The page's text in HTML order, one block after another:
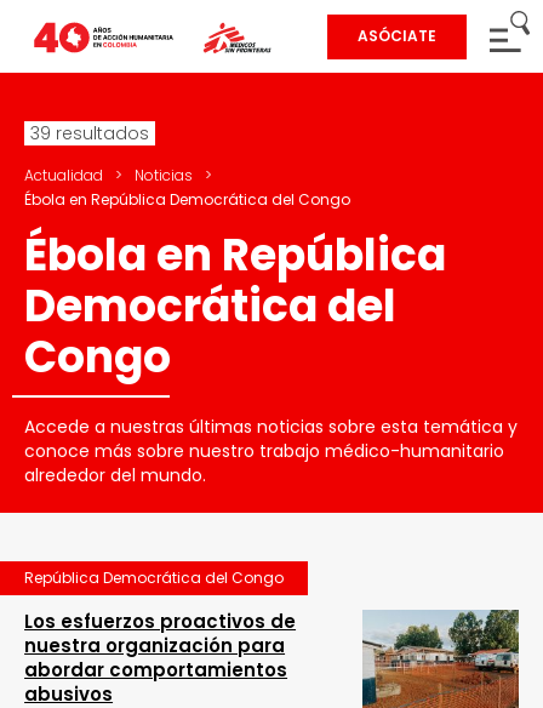
ASÓCIATE
39 resultados
Actualidad > Noticias
>
Ébola en República Democrática del Congo
Ébola en República
Democrática del
Congo
Accede a nuestras últimas noticias sobre esta temática y
conoce más sobre nuestro trabajo médico-humanitario
alrededor del mundo.
República Democrática del Congo
Los esfuerzos proactivos de
nuestra organización para
abordar comportamientos
abusivos